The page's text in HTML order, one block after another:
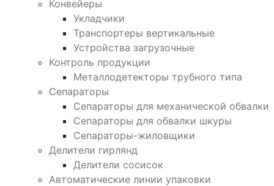
Конвейеры
Укладчики
Транспортеры вертикальные
Устройства загрузочные
Контроль продукции
Металлодетекторы трубного типа
Сепараторы
Сепараторы для механической обвалки
Сепараторы для обвалки шкуры
Сепараторы-жиловщики
Делители гирлянд
Делители сосисок
Автоматические линии упаковки